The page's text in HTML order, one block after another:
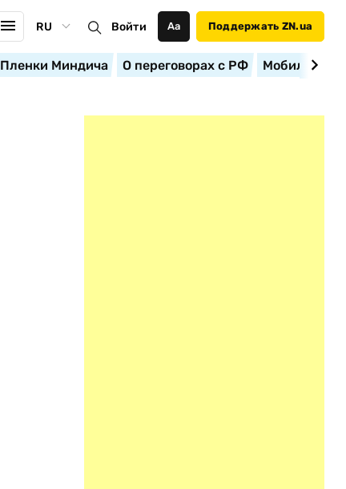
RU Войти Аа Поддержать ZN.ua
Пленки Миндича О переговорах с РФ